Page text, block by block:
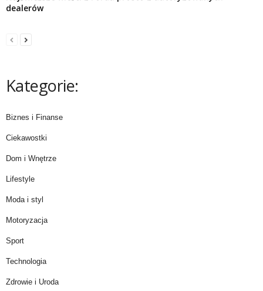
dealerów
Kategorie:
Biznes i Finanse
Ciekawostki
Dom i Wnętrze
Lifestyle
Moda i styl
Motoryzacja
Sport
Technologia
Zdrowie i Uroda